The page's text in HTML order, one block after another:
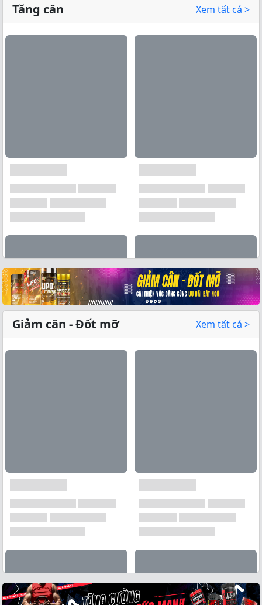
Xem tất cả →
Xem tất cả →
Tăng cân Xem tất cả >
Giảm cân - Đốt mỡ Xem tất cả >